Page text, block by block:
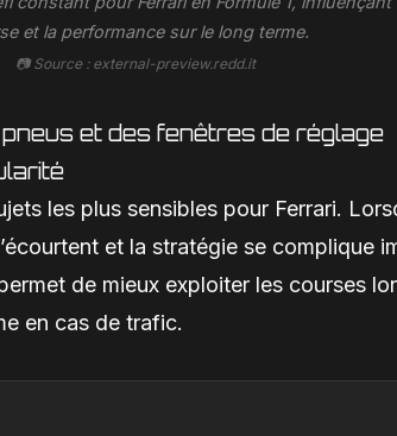
et la performance sur le long terme.
📷 Source : external-preview.redd.it
et des fenêtres de réglage
les plus sensibles pour Ferrari.
et la stratégie se complique
de mieux exploiter les courses
en cas de trafic.